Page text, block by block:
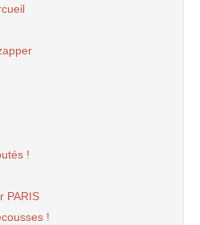
!
PARIS
!